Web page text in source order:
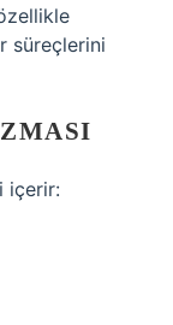
süreçlerini
içerir: